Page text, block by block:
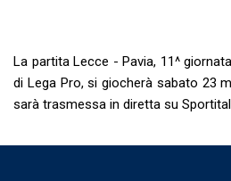
La partita Lecce - Pavia, 11^
di Lega Pro, si giocherà sabato 23
sarà trasmessa in diretta su